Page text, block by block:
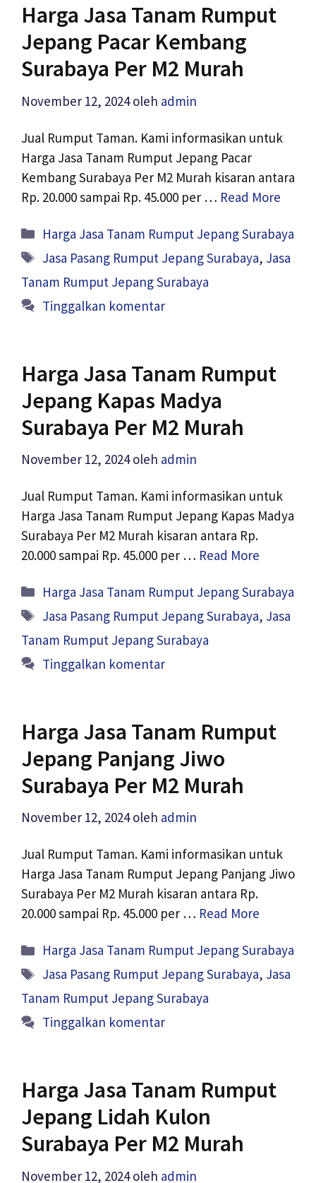
Harga Jasa Tanam Rumput
Jepang Pacar Kembang
Surabaya Per M2 Murah
November 12, 2024 oleh admin
Jual Rumput Taman. Kami informasikan untuk
Harga Jasa Tanam Rumput Jepang Pacar
Kembang Surabaya Per M2 Murah kisaran antara
Rp. 20.000 sampai Rp. 45.000 per … Read More
Kategori
Harga Jasa Tanam Rumput Jepang Surabaya
Tag
Jasa Pasang Rumput Jepang Surabaya, Jasa
Tanam Rumput Jepang Surabaya
Tinggalkan komentar
Harga Jasa Tanam Rumput
Jepang Kapas Madya
Surabaya Per M2 Murah
November 12, 2024 oleh admin
Jual Rumput Taman. Kami informasikan untuk
Harga Jasa Tanam Rumput Jepang Kapas Madya
Surabaya Per M2 Murah kisaran antara Rp.
20.000 sampai Rp. 45.000 per … Read More
Kategori
Harga Jasa Tanam Rumput Jepang Surabaya
Tag
Jasa Pasang Rumput Jepang Surabaya, Jasa
Tanam Rumput Jepang Surabaya
Tinggalkan komentar
Harga Jasa Tanam Rumput
Jepang Panjang Jiwo
Surabaya Per M2 Murah
November 12, 2024 oleh admin
Jual Rumput Taman. Kami informasikan untuk
Harga Jasa Tanam Rumput Jepang Panjang Jiwo
Surabaya Per M2 Murah kisaran antara Rp.
20.000 sampai Rp. 45.000 per … Read More
Kategori
Harga Jasa Tanam Rumput Jepang Surabaya
Tag
Jasa Pasang Rumput Jepang Surabaya, Jasa
Tanam Rumput Jepang Surabaya
Tinggalkan komentar
Harga Jasa Tanam Rumput
Jepang Lidah Kulon
Surabaya Per M2 Murah
November 12, 2024 oleh admin